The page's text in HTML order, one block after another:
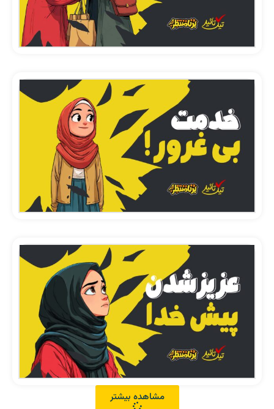
مشاهده بیشتر